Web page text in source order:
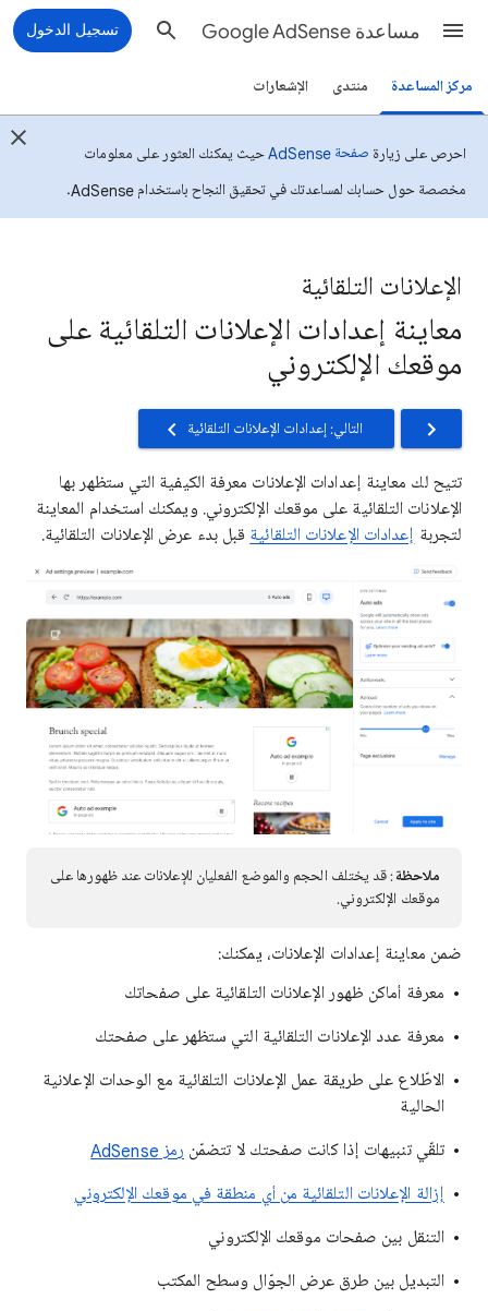
مساعدة Google AdSense تسجيل الدخول
مركز المساعدة منتدى الإشعارات
احرص على زيارة صفحة AdSense
حيث يمكنك العثور على معلومات
مخصصة حول حسابك لمساعدتك في تحقيق النجاح باستخدام AdSense.
الإعلانات التلقائية
معاينة إعدادات الإعلانات التلقائية على
موقعك الإلكتروني
التالي: إعدادات الإعلانات التلقائية
تتيح لك معاينة إعدادات الإعلانات معرفة الكيفية التي ستظهر بها
الإعلانات التلقائية على موقعك الإلكتروني. ويمكنك استخدام المعاينة
لتجربة إعدادات الإعلانات التلقائية قبل بدء عرض الإعلانات التلقائية.
ملاحظة: قد يختلف الحجم والموضع الفعليان للإعلانات عند ظهورها على
موقعك الإلكتروني.
ضمن معاينة إعدادات الإعلانات، يمكنك:
معرفة أماكن ظهور الإعلانات التلقائية على صفحاتك
معرفة عدد الإعلانات التلقائية التي ستظهر على صفحتك
الاطّلاع على طريقة عمل الإعلانات التلقائية مع الوحدات الإعلانية
الحالية
تلقّي تنبيهات إذا كانت صفحتك لا تتضمّن رمز AdSense
إزالة الإعلانات التلقائية من أي منطقة في موقعك الإلكتروني
التنقل بين صفحات موقعك الإلكتروني
التبديل بين طرق عرض الجوّال وسطح المكتب